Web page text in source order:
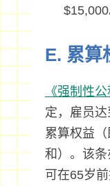
$15,000
E. 累算
《强制性
定，雇员
累算权益
和）。该
可在65岁